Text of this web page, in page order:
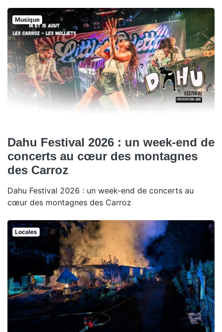
Musique
Dahu Festival 2026 : un week-end de
concerts au cœur des montagnes
des Carroz
Dahu Festival 2026 : un week-end de concerts au
cœur des montagnes des Carroz
Locales